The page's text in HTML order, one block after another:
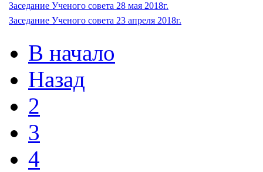
Заседание Ученого совета 28 мая 2018г.
Заседание Ученого совета 23 апреля 2018г.
В начало
Назад
2
3
4